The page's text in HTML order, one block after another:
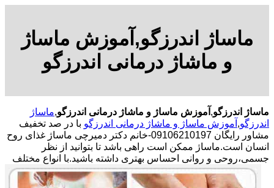
ماساژ اندرزگو,آموزش ماساژ
و ماشاژ درمانی اندرزگو
ماساژ اندرزگو, آموزش ماساژ و ماشاژ درمانی اندرزگو,ماساژ
اندرزگو, آموزش ماساژ و ماشاژ درمانی اندرزگو با در صد تخفیف
مشاور رایگان 09106210197-خانم دکتر دمیرچی ماساژ غذای روح
انسان است.ماساژ ممکن است راهی باشد تا بتوانید از نظر
جسمی،روحی و روانی احساس بهتری داشته باشید.با انواع مختلف